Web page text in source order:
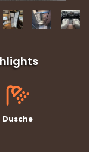
Dusche